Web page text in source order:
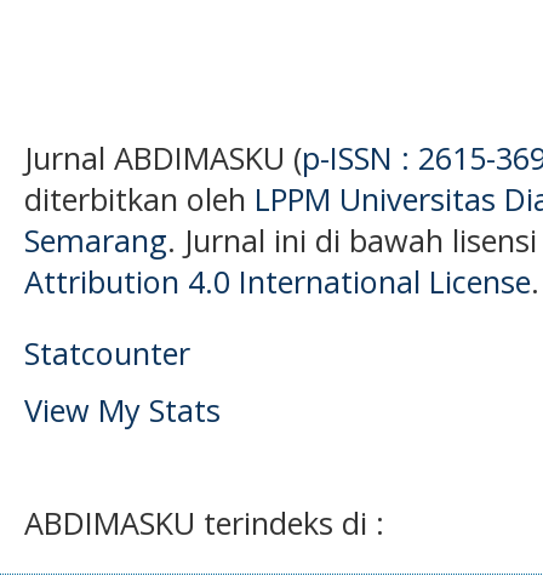
Jurnal ABDIMASKU (p-ISSN : 2615-
diterbitkan oleh LPPM Universitas
Semarang. Jurnal ini di bawah
Attribution 4.0 International License.
Statcounter
View My Stats
ABDIMASKU terindeks di :